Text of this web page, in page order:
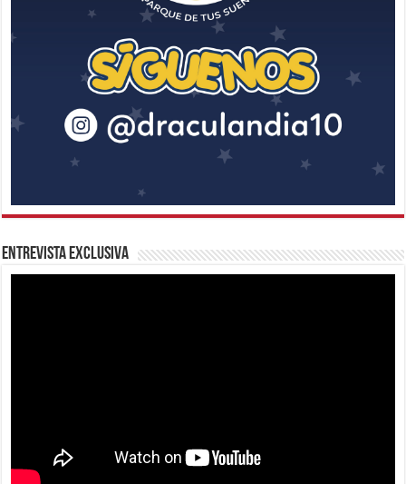
Entrevista Exclusiva